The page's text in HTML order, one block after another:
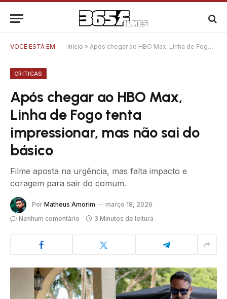
VOCÊ ESTÁ EM: Início » Após chegar ao HBO Max, Linha de Fogo tenta impressionar, mas não sai do básico
CRITICAS
Após chegar ao HBO Max,
Linha de Fogo tenta
impressionar, mas não sai do
básico
Filme aposta na urgência, mas falta impacto e
coragem para sair do comum.
Por Matheus Amorim
março 18, 2026
Nenhum comentário
3 Minutos de leitura